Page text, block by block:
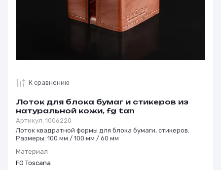
Лоток для блока бумаг и стикеров из
натуральной кожи, fg tan
Артикул: 1006220
Лоток квадратной формы для блока бумаги, стикеров.
Размеры: 100 мм / 100 мм / 60 мм
Материал
FG Toscana
К сравнению